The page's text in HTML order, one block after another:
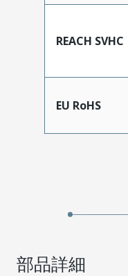
REACH SVHC
EU RoHS
部品詳細